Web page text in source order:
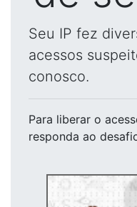
Seu IP fez
acessos
conosco.
Para liberar o
responda ao